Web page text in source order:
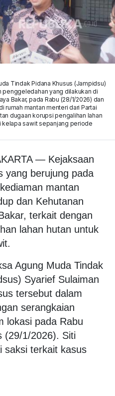
Tindak Pidana Khusus (Jampidsu)
penggeledahan yang dilakukan di
Bakar, pada Rabu (28/1/2026) dan
rumah mantan menteri dari Partai
dugaan korupsi pengalihan lahan
kelapa sawit sepanjang periode
— Kejaksaan
yang berujung pada
mantan
dan Kehutanan
terkait dengan
lahan hutan untuk
Agung Muda Tindak
Syarief Sulaiman
tersebut dalam
serangkaian
lokasi pada Rabu
(29/1/2026). Siti
saksi terkait kasus